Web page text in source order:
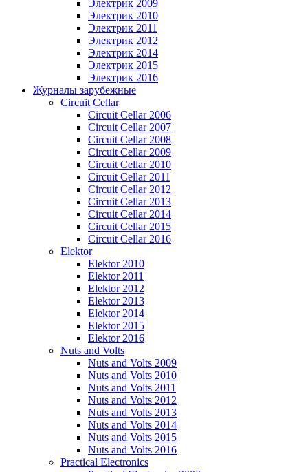
Электрик 2009
Электрик 2010
Электрик 2011
Электрик 2012
Электрик 2014
Электрик 2015
Электрик 2016
Журналы зарубежные
Circuit Cellar
Circuit Cellar 2006
Circuit Cellar 2007
Circuit Cellar 2008
Circuit Cellar 2009
Circuit Cellar 2010
Circuit Cellar 2011
Circuit Cellar 2012
Circuit Cellar 2013
Circuit Cellar 2014
Circuit Cellar 2015
Circuit Cellar 2016
Elektor
Elektor 2010
Elektor 2011
Elektor 2012
Elektor 2013
Elektor 2014
Elektor 2015
Elektor 2016
Nuts and Volts
Nuts and Volts 2009
Nuts and Volts 2010
Nuts and Volts 2011
Nuts and Volts 2012
Nuts and Volts 2013
Nuts and Volts 2014
Nuts and Volts 2015
Nuts and Volts 2016
Practical Electronics